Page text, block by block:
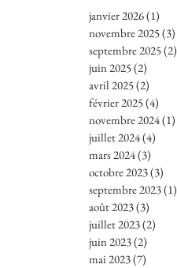
janvier 2026(1)
novembre 2025(3)
septembre 2025(2)
juin 2025(2)
avril 2025(2)
février 2025(4)
novembre 2024(1)
juillet 2024(4)
mars 2024(3)
octobre 2023(3)
septembre 2023(1)
août 2023(3)
juillet 2023(2)
juin 2023(2)
mai 2023(7)